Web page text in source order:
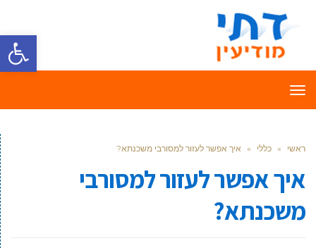
פתח
תפריט
ראשי » כללי » איך אפשר לעזור למסורבי משכנתא?
איך אפשר לעזור למסורבי
משכנתא?